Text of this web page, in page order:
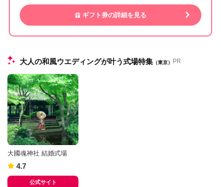
ギフト券の詳細を見る
大人の和風ウエディングが叶う式場特集 （東京） PR
大國魂神社 結婚式場
4.7
公式サイト